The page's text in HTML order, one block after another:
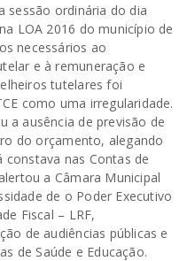
sessão ordinária do dia
LOA 2016 do município de
necessários ao
e à remuneração e
tutelares foi
como uma irregularidade.
a ausência de previsão de
do orçamento, alegando
nas Contas de
a Câmara Municipal
de o Poder Executivo
Fiscal – LRF,
de audiências públicas e
de Saúde e Educação.